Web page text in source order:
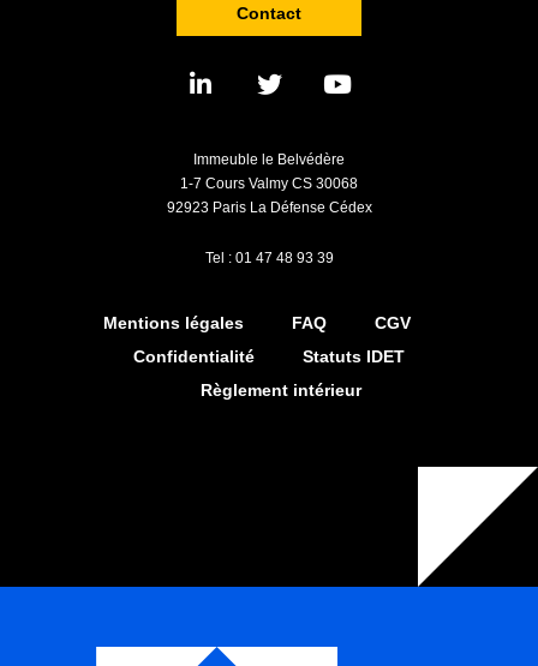
Contact
Immeuble le Belvédère
1-7 Cours Valmy CS 30068
92923 Paris La Défense Cédex
Tel : 01 47 48 93 39
Mentions légales FAQ
CGV
Confidentialité
Statuts IDET
Règlement intérieur